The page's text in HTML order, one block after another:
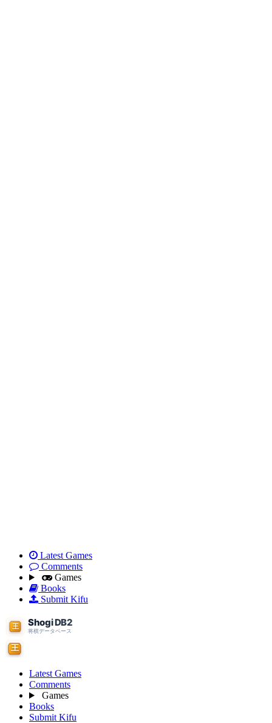
Latest Games
Comments
Games
Books
Submit Kifu
Latest Games
Comments
Games
Books
Submit Kifu